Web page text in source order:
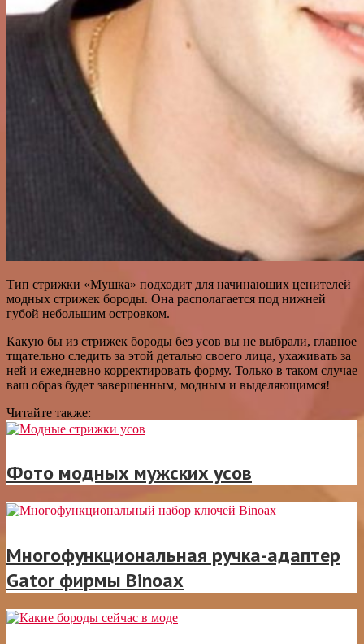
Тип стрижки «Мушка» подходит для начинающих ценителей
модных стрижек бороды. Она располагается под нижней
губой небольшим островком.
Какую бы из стрижек бороды без усов вы не выбрали, главное
тщательно следить за этой деталью своего лица, ухаживать за
ней и ежедневно корректировать форму. Только в таком случае
ваш образ будет завершенным, модным и выделяющимся!
Читайте также:
Фото модных мужских усов
Многофункциональная ручка-адаптер
Gator фирмы Binoax